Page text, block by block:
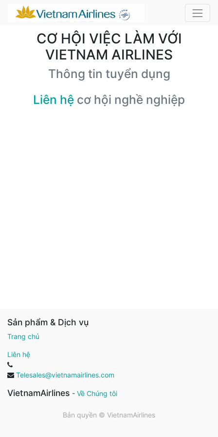
CƠ HỘI VIỆC LÀM VỚI
VIETNAM AIRLINES
Thông tin tuyển dụng
Liên hệ cơ hội nghề nghiệp
Sản phẩm & Dịch vụ
Trang chủ
Liên hệ
Telesales@vietnamairlines.com
VietnamAirlines - Về Chúng tôi
Bản quyền © VietnamAirlines